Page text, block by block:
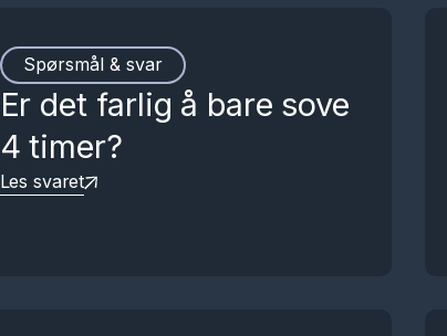
Spørsmål & svar
Er det farlig å bare sove
4 timer?
Les svaret